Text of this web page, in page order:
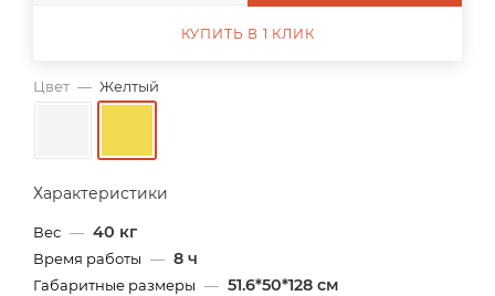
Цвет — Желтый
Характеристики
Вес — 40 кг
Время работы — 8 ч
Габаритные размеры — 51.6*50*128 см
КУПИТЬ В 1 КЛИК